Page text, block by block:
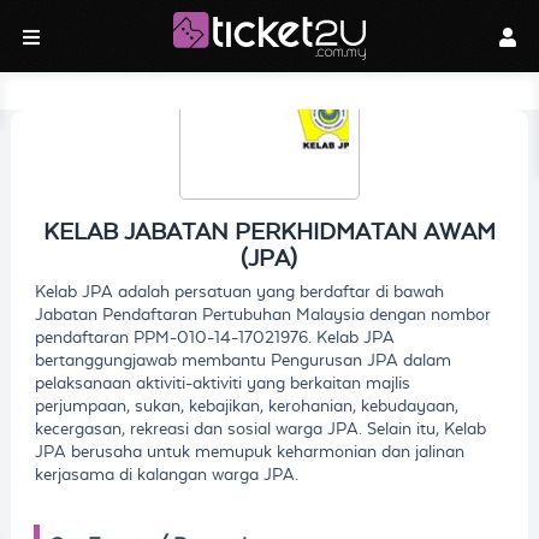
KELAB JABATAN PERKHIDMATAN AWAM
(JPA)
Kelab JPA adalah persatuan yang berdaftar di bawah
Jabatan Pendaftaran Pertubuhan Malaysia dengan nombor
pendaftaran PPM-010-14-17021976. Kelab JPA
bertanggungjawab membantu Pengurusan JPA dalam
pelaksanaan aktiviti-aktiviti yang berkaitan majlis
perjumpaan, sukan, kebajikan, kerohanian, kebudayaan,
kecergasan, rekreasi dan sosial warga JPA. Selain itu, Kelab
JPA berusaha untuk memupuk keharmonian dan jalinan
kerjasama di kalangan warga JPA.